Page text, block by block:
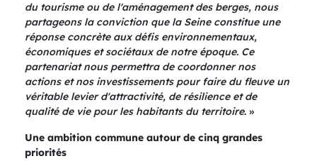
du tourisme ou de l'aménagement des berges, nous
partageons la conviction que la Seine constitue une
réponse concrète aux défis environnementaux,
économiques et sociétaux de notre époque. Ce
partenariat nous permettra de coordonner nos
actions et nos investissements pour faire du fleuve un
véritable levier d'attractivité, de résilience et de
qualité de vie pour les habitants du territoire. »
Une ambition commune autour de cinq grandes
priorités